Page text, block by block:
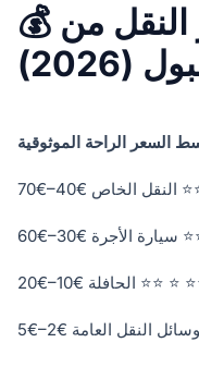
💰 مقارنة أسعار النقل من
السعر الراحة الموثوقية
⭐⭐
€10–€20 ⭐⭐ ⭐ ⭐⭐